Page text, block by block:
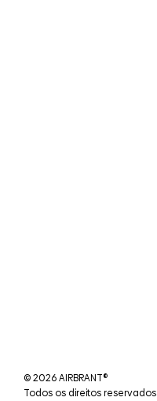
© 2026 AIRBRANT®
Todos os direitos reservados